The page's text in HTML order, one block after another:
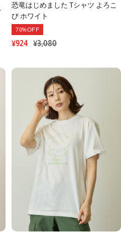
恐竜はじめました Tシャツ よろこ
び ホワイト
70%OFF
セ
ー
ル
価
格
¥924 通
常
価
格
¥3,080